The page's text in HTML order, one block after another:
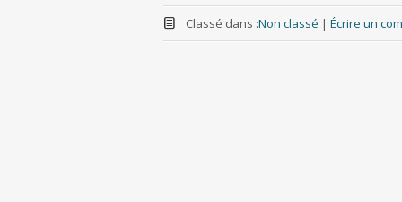
Classé dans :Non classé | Écrire un